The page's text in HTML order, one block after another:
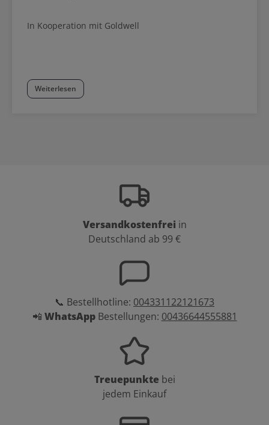
In Kooperation mit Goldwell
Weiterlesen
Versandkostenfrei in
Deutschland ab 99 €
📞 Bestellhotline: 004331122121673
📲 WhatsAppBestellungen: 00436644555881
Treuepunkte bei
jedem Einkauf